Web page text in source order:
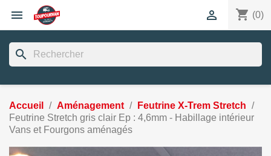
 shopping_cart (0)

search
Accueil Aménagement
Feutrine X-Trem Stretch
Feutrine Stretch gris clair Ep : 4,6mm - Habillage intérieur
Vans et Fourgons aménagés